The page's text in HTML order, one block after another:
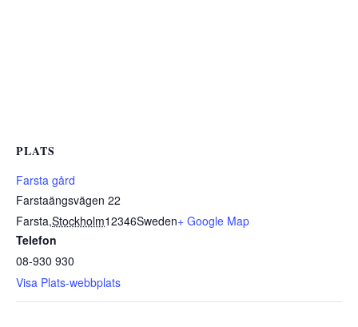
PLATS
Farsta gård
Farstaängsvägen 22
Farsta,Stockholm12346Sweden+ Google Map
Telefon
08-930 930
Visa Plats-webbplats